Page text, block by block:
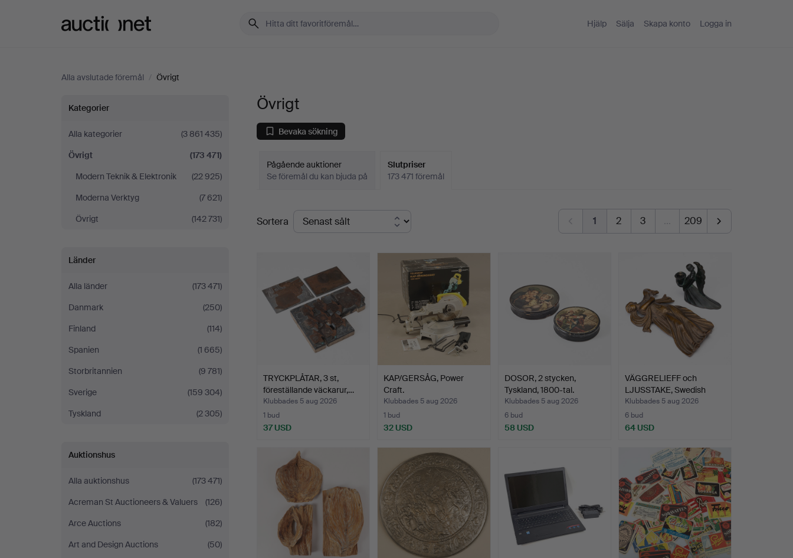
Hjälp Sälja Skapa konto Logga in
Alla avslutade föremål / Övrigt
Övrigt
Kategorier
Alla kategorier
(3 861 435)
Övrigt
(173 471)
Modern Teknik & Elektronik
(22 925)
Moderna Verktyg
(7 621)
Övrigt
(142 731)
Länder
Alla länder
(173 471)
Danmark
(250)
Finland
(114)
Spanien
(1 665)
Storbritannien
(9 781)
Sverige
(159 304)
Tyskland
(2 305)
Auktionshus
Alla auktionshus
(173 471)
Acreman St Auctioneers & Valuers
(126)
Arce Auctions
(182)
Art and Design Auctions
(50)
Övrigt
Bevaka sökning
Pågående auktioner
Se föremål du kan bjuda på
Slutpriser
173 471 föremål
Slutpriser
Sortera 1 2 3 … 209
TRYCKPLÅTAR, 3 st,
föreställande väckarur,…
Klubbades 5 aug 2026
1 bud
37 USD
KAP/GERSÅG, Power
Craft.
Klubbades 5 aug 2026
1 bud
32 USD
DOSOR, 2 stycken,
Tyskland, 1800-tal.
Klubbades 5 aug 2026
6 bud
58 USD
VÄGGRELIEFF och
LJUSSTAKE, Swedish
Grace, …
Klubbades 5 aug 2026
6 bud
64 USD